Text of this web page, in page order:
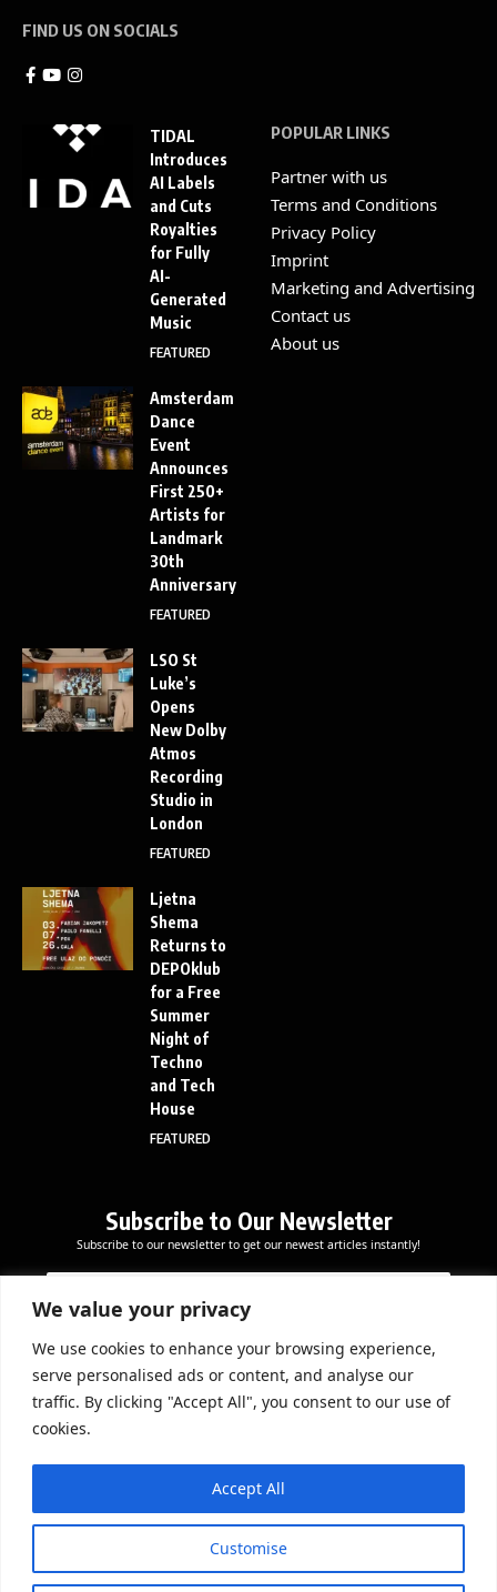
We value your privacy
We use cookies to enhance your browsing experience,
serve personalised ads or content, and analyse our
traffic. By clicking "Accept All", you consent to our use of
cookies.
Customise
Accept All
FIND US ON SOCIALS
TIDAL
Introduces
AI Labels
and Cuts
Royalties
for Fully
AI-
Generated
Music
FEATURED
Amsterdam
Dance
Event
Announces
First 250+
Artists for
Landmark
30th
Anniversary
FEATURED
LSO St
Luke’s
Opens
New Dolby
Atmos
Recording
Studio in
London
FEATURED
Ljetna
Shema
Returns to
DEPOklub
for a Free
Summer
Night of
Techno
and Tech
House
FEATURED
POPULAR LINKS
Partner with us
Terms and Conditions
Privacy Policy
Imprint
Marketing and Advertising
Contact us
About us
Subscribe to Our Newsletter
Subscribe to our newsletter to get our newest articles instantly!
a
l
a
l
E
m
a
E
m
a
i
*
Subscribe Now